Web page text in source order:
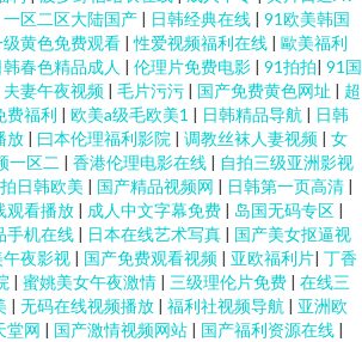
一区二区大陆国产 | 日韩经典在线 | 91欧美韩国
级黄色免费观看 |性爱视频福利在线 | 歐美福利
韩春色精品成人 | 伦理片免费电影 | 91拍拍| 91国
夫妻午夜视频 | 毛片污污 | 国产免费黄色网址 | 超
费福利 | 欧美a级毛欧美1 | 日韩精品导航 | 日韩
放 | 曰本伦理福利影院 | 调教丝袜人妻视频 | 女
一区二 | 香港伦理电影在线 | 自拍三级亚洲影视
日韩欧美 | 国产精品视频网 | 日韩第一页高清 |
观看播放 | 成人中文字幕免费 | 岛国无码专区 |
手机在线 | 日本在线艺术写真 | 国产美女抠逼视
夜影视 | 国产免费观看视频 | 亚欧福利片| 丁香
| 蜜姚美女午夜激情 | 三级理伦片免费 | 在线三
| 无码在线视频播放 | 福利社视频导航 | 亚洲欧
堂网 | 国产激情视频网站 | 国产福利资源在线 |